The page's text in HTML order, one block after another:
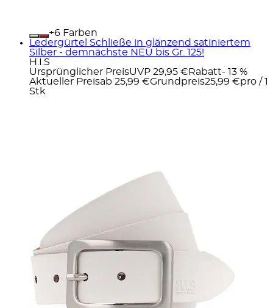
+
Farben
Ledergürtel Schließe in glänzend satiniertem
Silber - demnächste NEU bis Gr. 125!
H.I.S
Ursprünglicher PreisUVP 29,95 € Rabatt- 13 %
Aktueller Preisab 25,99 €Grundpreis25,99 €pro / 1
Stk